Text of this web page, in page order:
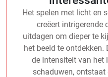
Het spelen met licht en
creëert intrigerende
uitdagen om dieper te
het beeld te ontdekken.
de intensiteit van het
schaduwen, ontstaat